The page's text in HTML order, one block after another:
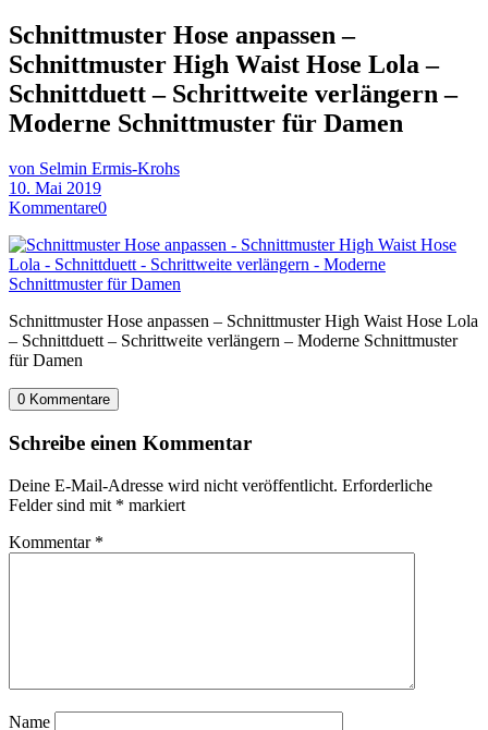
Schnittmuster Hose anpassen –
Schnittmuster High Waist Hose Lola –
Schnittduett – Schrittweite verlängern –
Moderne Schnittmuster für Damen
von Selmin Ermis-Krohs
10. Mai 2019
Kommentare0
Schnittmuster Hose anpassen – Schnittmuster High Waist Hose Lola
– Schnittduett – Schrittweite verlängern – Moderne Schnittmuster
für Damen
0 Kommentare
Schreibe einen Kommentar
Deine E-Mail-Adresse wird nicht veröffentlicht. Erforderliche
Felder sind mit * markiert
Kommentar *
Name